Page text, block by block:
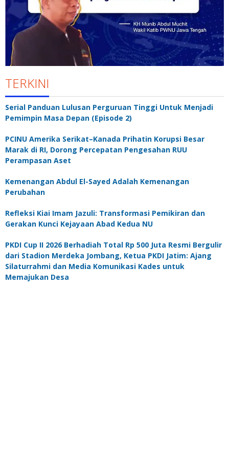
TERKINI
Serial Panduan Lulusan Perguruan Tinggi Untuk Menjadi
Pemimpin Masa Depan (Episode 2)
PCINU Amerika Serikat–Kanada Prihatin Korupsi Besar
Marak di RI, Dorong Percepatan Pengesahan RUU
Perampasan Aset
Kemenangan Abdul El-Sayed Adalah Kemenangan
Perubahan
Refleksi Kiai Imam Jazuli: Transformasi Pemikiran dan
Gerakan Kunci Kejayaan Abad Kedua NU
PKDI Cup II 2026 Berhadiah Total Rp 500 Juta Resmi Bergulir
dari Stadion Merdeka Jombang, Ketua PKDI Jatim: Ajang
Silaturrahmi dan Media Komunikasi Kades untuk
Memajukan Desa